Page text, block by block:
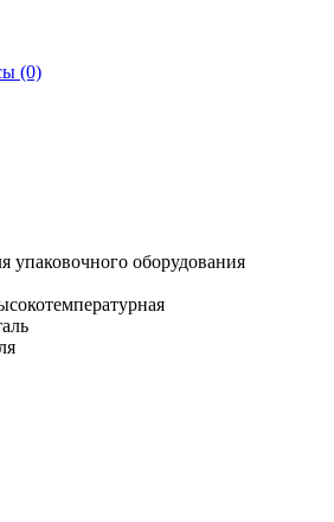
(0)
упаковочного оборудования